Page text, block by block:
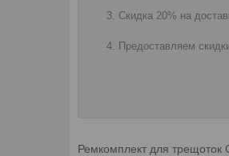
Скидка 20% на
Предоставляем
Ремкомплект для трещоток